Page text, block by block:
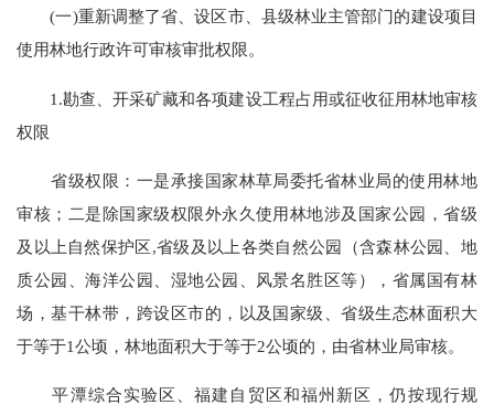
(一)重新调整了省、设区市、县级林业主管部门的建设项目
使用林地行政许可审核审批权限。
1.勘查、开采矿藏和各项建设工程占用或征收征用林地审核
权限
省级权限：一是承接国家林草局委托省林业局的使用林地
审核；二是除国家级权限外永久使用林地涉及国家公园，省级
及以上自然保护区,省级及以上各类自然公园（含森林公园、地
质公园、海洋公园、湿地公园、风景名胜区等），省属国有林
场，基干林带，跨设区市的，以及国家级、省级生态林面积大
于等于1公顷，林地面积大于等于2公顷的，由省林业局审核。
平潭综合实验区、福建自贸区和福州新区，仍按现行规